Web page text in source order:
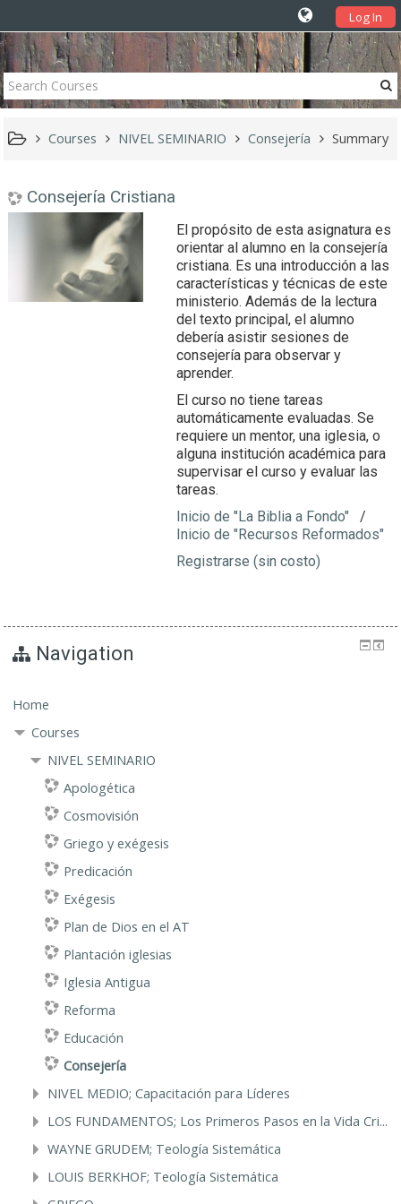
Log In
Courses NIVEL SEMINARIO Consejería Summary
Consejería Cristiana
El propósito de esta asignatura es
orientar al alumno en la consejería
cristiana. Es una introducción a las
características y técnicas de este
ministerio. Además de la lectura
del texto principal, el alumno
debería asistir sesiones de
consejería para observar y
aprender.
El curso no tiene tareas
automáticamente evaluadas. Se
requiere un mentor, una iglesia, o
alguna institución académica para
supervisar el curso y evaluar las
tareas.
Inicio de "La Biblia a Fondo"/
Inicio de "Recursos Reformados"
Registrarse (sin costo)
Navigation
Home
Courses
NIVEL SEMINARIO
Apologética
Cosmovisión
Griego y exégesis
Predicación
Exégesis
Plan de Dios en el AT
Plantación iglesias
Iglesia Antigua
Reforma
Educación
Consejería
NIVEL MEDIO; Capacitación para Líderes
LOS FUNDAMENTOS; Los Primeros Pasos en la Vida Cri...
WAYNE GRUDEM; Teología Sistemática
LOUIS BERKHOF; Teología Sistemática